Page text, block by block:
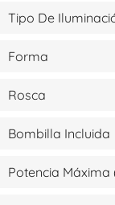
Tipo De
Forma
Rosca
Bombilla Incluida
Potencia Máxima